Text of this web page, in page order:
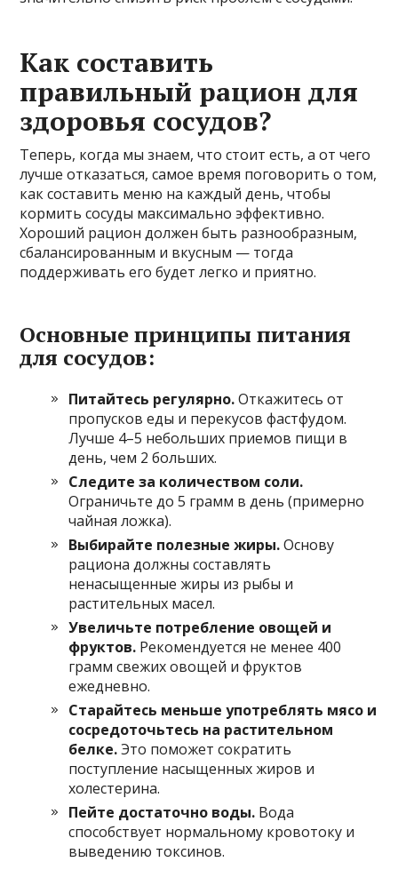
Как составить
правильный рацион для
здоровья сосудов?
Теперь, когда мы знаем, что стоит есть, а от чего
лучше отказаться, самое время поговорить о том,
как составить меню на каждый день, чтобы
кормить сосуды максимально эффективно.
Хороший рацион должен быть разнообразным,
сбалансированным и вкусным — тогда
поддерживать его будет легко и приятно.
Основные принципы питания
для сосудов:
Питайтесь регулярно.Откажитесь от
пропусков еды и перекусов фастфудом.
Лучше 4–5 небольших приемов пищи в
день, чем 2 больших.
Следите за количеством соли.
Ограничьте до 5 грамм в день (примерно
чайная ложка).
Выбирайте полезные жиры.Основу
рациона должны составлять
ненасыщенные жиры из рыбы и
растительных масел.
Увеличьте потребление овощей и
фруктов. Рекомендуется не менее 400
грамм свежих овощей и фруктов
ежедневно.
Старайтесь меньше употреблять мясо и
сосредоточьтесь на растительном
белке.Это поможет сократить
поступление насыщенных жиров и
холестерина.
Пейте достаточно воды. Вода
способствует нормальному кровотоку и
выведению токсинов.